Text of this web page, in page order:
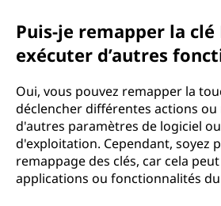
Puis-je remapper la clé
exécuter d’autres
Oui, vous pouvez remapper la
déclencher différentes actions ou
d'autres paramètres de logiciel
d'exploitation. Cependant, soyez
remappage des clés, car cela
applications ou fonctionnalités